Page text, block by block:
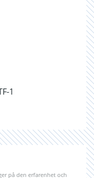
1
på den erfarenhet och